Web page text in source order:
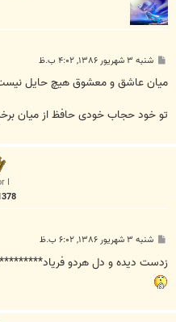
پ
ت
شنبه ۳ شهریور ۱۳۸۶, ۴:۰۲ ب.ظ
میان عاشق و معشوق هیچ حایل
تو خود حجاب خودی حافظ از میان
I
پ
ت
شنبه ۳ شهریور ۱۳۸۶, ۶:۰۲ ب.ظ
زدست ديده و دل هردو